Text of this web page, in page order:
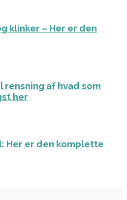
klinker – Her er den
af hvad som
her
Her er den komplette